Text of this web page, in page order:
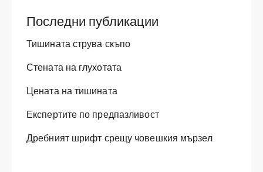
Последни публикации
Тишината струва скъпо
Стената на глухотата
Цената на тишината
Експертите по предпазливост
Дребният шрифт срещу човешкия мързел